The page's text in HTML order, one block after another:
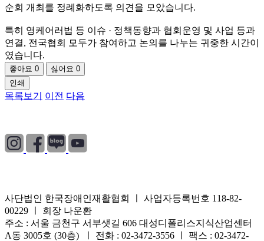
순회 개최를 정례화하도록 의견을 모았습니다.
특히 영케어러법 등 이슈 · 정책동향과 협회운영 및 사업 등과
연결, 전국협회 모두가 참여하고 논의를 나누는 귀중한 시간이
였습니다.
좋아요 0 싫어요 0
인쇄
목록보기 이전 다음
사단법인 한국장애인재활협회 ㅣ 사업자등록번호 118-82-
00229 ㅣ 회장 나운환
주소 : 서울 금천구 서부샛길 606 대성디폴리스지식산업센터
A동 3005호 (30층) ㅣ 전화 : 02-3472-3556 ㅣ 팩스 : 02-3472-